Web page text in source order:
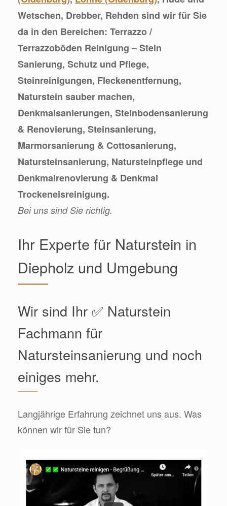
Wetschen, Drebber, Rehden sind wir für Sie
da in den Bereichen: Terrazzo /
Terrazzoböden Reinigung – Stein
Sanierung, Schutz und Pflege,
Steinreinigungen, Fleckenentfernung,
Naturstein sauber machen,
Denkmalsanierungen, Steinbodensanierung
& Renovierung, Steinsanierung,
Marmorsanierung & Cottosanierung,
Natursteinsanierung, Natursteinpflege und
Denkmalrenovierung & Denkmal
Trockeneisreinigung.
Bei uns sind Sie richtig.
Ihr Experte für Naturstein in
Diepholz und Umgebung
Wir sind Ihr ✅ Naturstein
Fachmann für
Natursteinsanierung und noch
einiges mehr.
Langjährige Erfahrung zeichnet uns aus. Was
können wir für Sie tun?